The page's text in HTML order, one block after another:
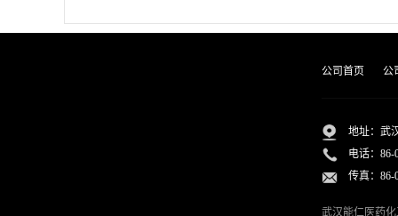
公司首页 公
地址：武
电话： 86-
传真：86-
武汉能仁医药